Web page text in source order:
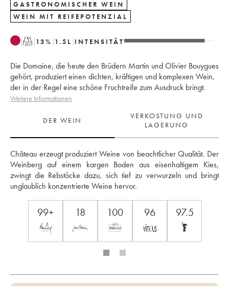
GASTRONOMISCHER WEIN
WEIN MIT REIFEPOTENZIAL
T 13% 1.5 L INTENSITÄT
Die Domaine, die heute den Brüdern Martin und Olivier Bouygues
gehört, produziert einen dichten, kräftigen und komplexen Wein,
der in der Regel eine schöne Fruchtreife zum Ausdruck bringt.
Weitere Informationen
DER WEIN
VERKOSTUNG UND
LAGERUNG
Château erzeugt produziert Weine von beachtlicher Qualität. Der
Weinberg auf einem kargen Boden aus eisenhaltigem Kies,
zwingt die Rebstöcke dazu, sich tief zu verwurzeln und bringt
unglaublich konzentrierte Weine hervor.
99+ 18 100 96 97.5